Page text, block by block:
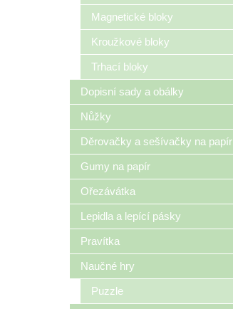
Magnetické bloky
Kroužkové bloky
Trhací bloky
Dopisní sady a obálky
Nůžky
Děrovačky a sešívačky na papír
Gumy na papír
Ořezávátka
Lepidla a lepící pásky
Pravítka
Naučné hry
Puzzle